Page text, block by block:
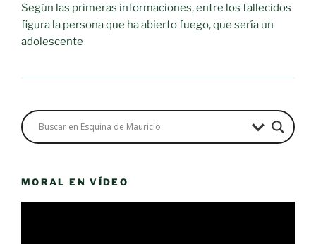
Según las primeras informaciones, entre los fallecidos
figura la persona que ha abierto fuego, que sería un
adolescente
MORAL EN VÍDEO